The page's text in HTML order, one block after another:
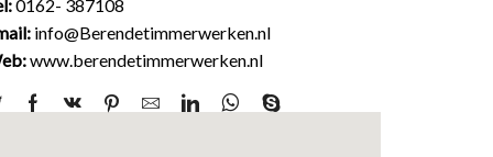
0162- 387108
info@Berendetimmerwerken.nl
www.berendetimmerwerken.nl